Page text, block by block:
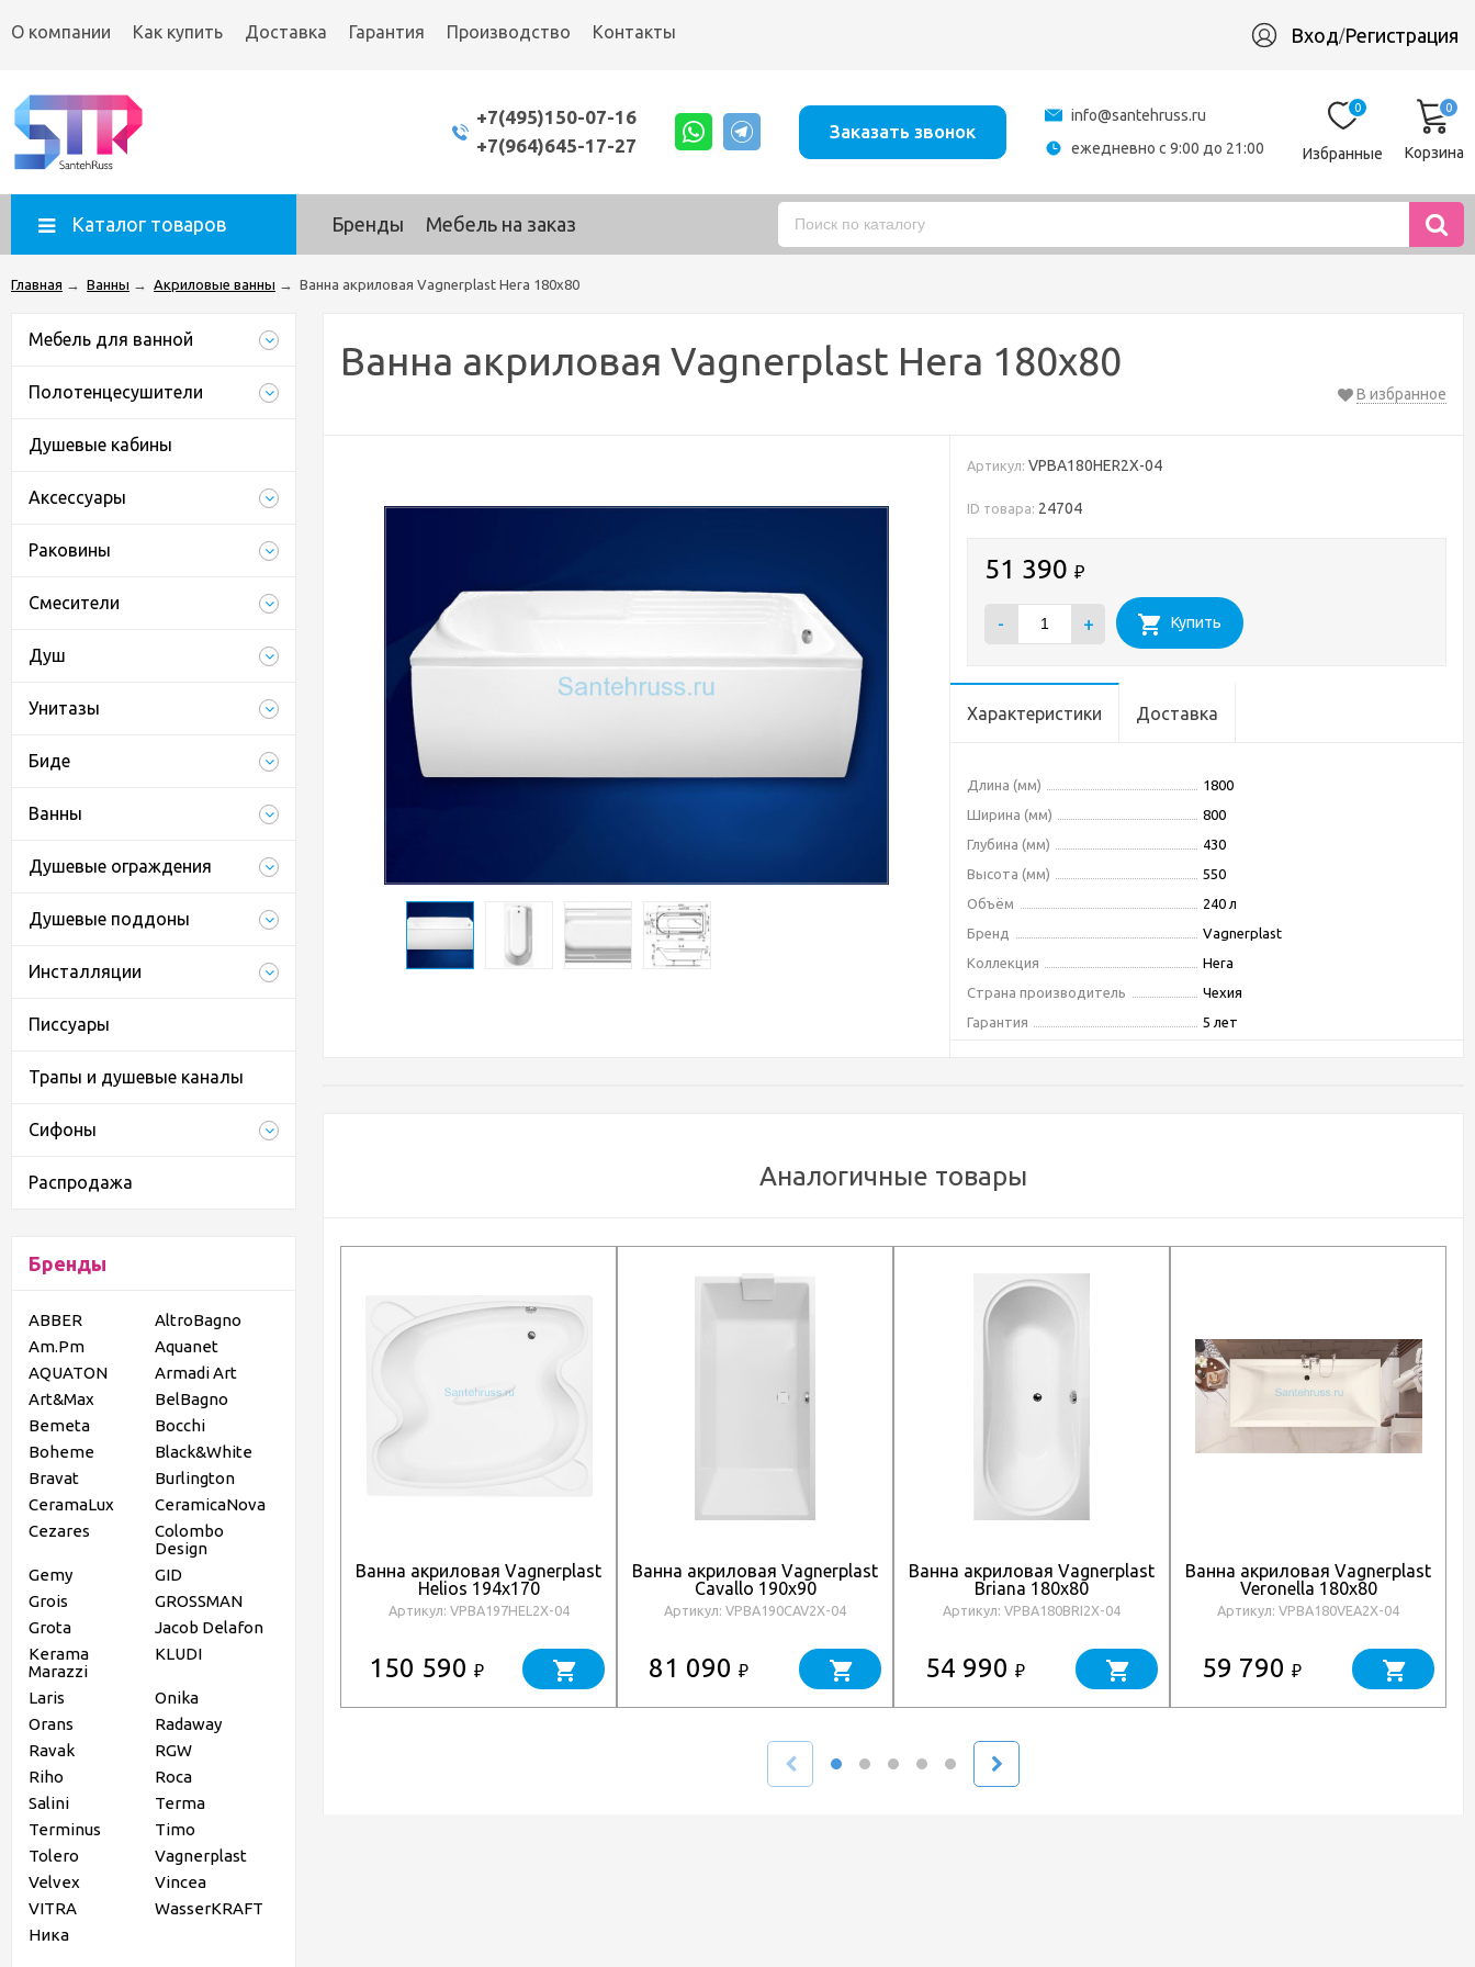
О компании Как купить Доставка Гарантия Производство Контакты Вход/Регистрация
+7(495)150-07-16
+7(964)645-17-27
Заказать звонок
info@santehruss.ru
ежедневно с 9:00 до 21:00
0
Избранные
0
Корзина
Каталог товаров Бренды Мебель на заказ
Главная → Ванны → Акриловые ванны → Ванна акриловая Vagnerplast Hera 180х80
Мебель для ванной
Полотенцесушители
Душевые кабины
Аксессуары
Раковины
Смесители
Душ
Унитазы
Биде
Ванны
Душевые ограждения
Душевые поддоны
Инсталляции
Писсуары
Трапы и душевые каналы
Сифоны
Распродажа
Бренды
ABBER
AltroBagno
Am.Pm
Aquanet
AQUATON
Armadi Art
Art&Max
BelBagno
Bemeta
Bocchi
Boheme
Black&White
Bravat
Burlington
CeramaLux
CeramicaNova
Cezares
Colombo
Design
Gemy
GID
Grois
GROSSMAN
Grota
Jacob Delafon
Kerama
Marazzi
KLUDI
Laris
Onika
Orans
Radaway
Ravak
RGW
Riho
Roca
Salini
Terma
Terminus
Timo
Tolero
Vagnerplast
Velvex
Vincea
VITRA
WasserKRAFT
Ника
Ванна акриловая Vagnerplast Hera 180х80
В избранное
Артикул: VPBA180HER2X-04
ID товара: 24704
51 390 ₽
- + Купить
Характеристики Доставка
Длина (мм)
1800
Ширина (мм)
800
Глубина (мм)
430
Высота (мм)
550
Объём
240 л
Бренд
Vagnerplast
Коллекция
Hera
Страна производитель
Чехия
Гарантия
5 лет
Отверстие под перелив
Слив-перелив для ванны
Вес
180
80
Аналогичные товары
Ванна акриловая Vagnerplast
Helios 194х170
Артикул: VPBA197HEL2X-04
150 590 ₽
Ванна акриловая Vagnerplast
Cavallo 190х90
Артикул: VPBA190CAV2X-04
81 090 ₽
Ванна акриловая Vagnerplast
Briana 180х80
Артикул: VPBA180BRI2X-04
54 990 ₽
Ванна акриловая Vagnerplast
Veronella 180х80
Артикул: VPBA180VEA2X-04
59 790 ₽